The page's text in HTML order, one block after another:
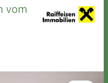
vom